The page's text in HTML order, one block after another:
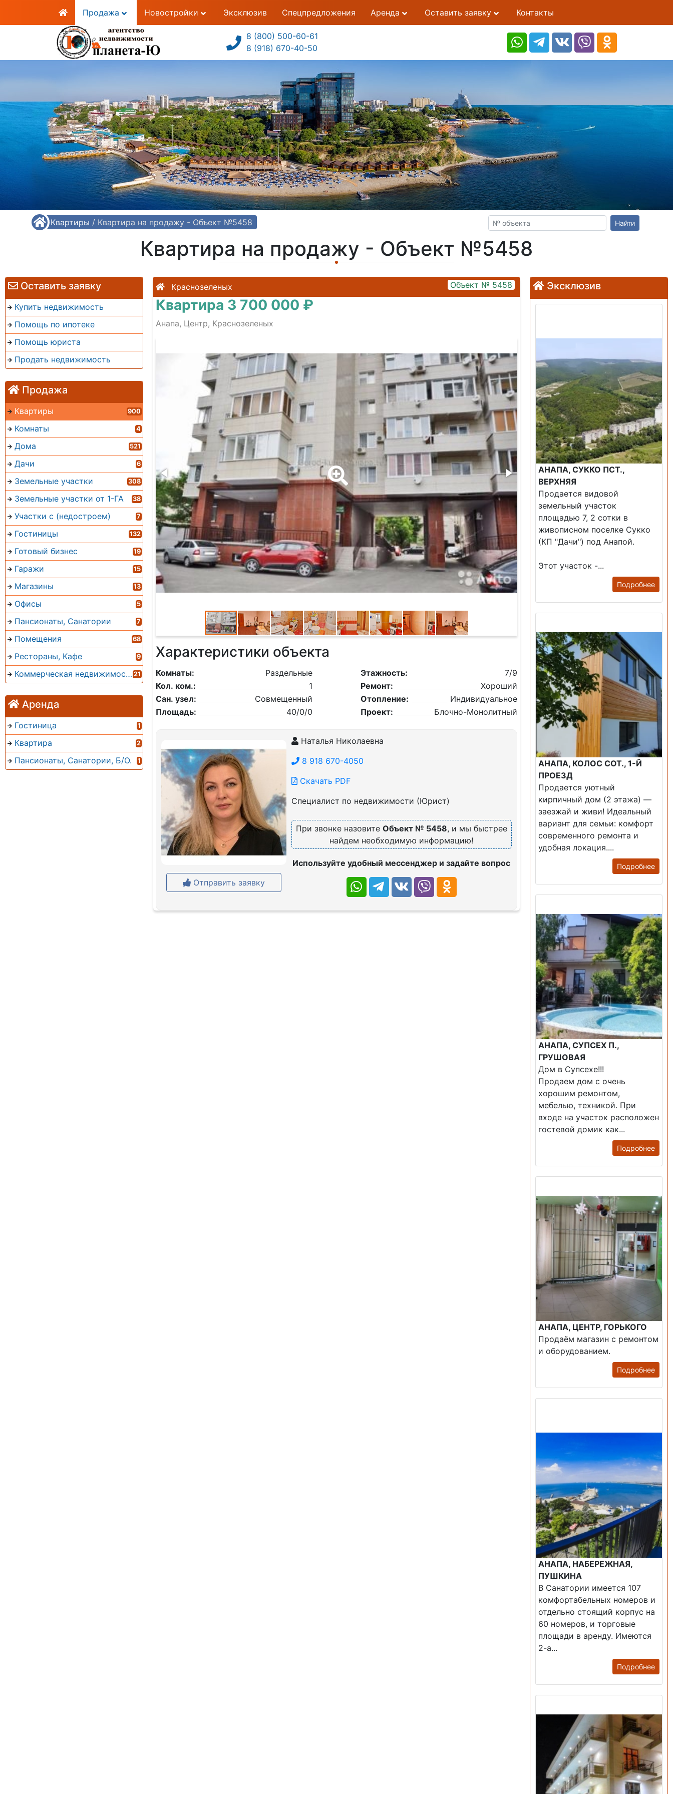
Продажа Новостройки Эксклюзив Спецпредложения Аренда Оставить заявку Контакты
8 (800) 500-60-61
8 (918) 670-40-50
/ Квартиры / Квартира на продажу - Объект №5458 Найти
Квартира на продажу - Объект №5458
Оставить заявку
Купить недвижимость
Помощь по ипотеке
Помощь юриста
Продать недвижимость
Продажа
Квартиры 900
Комнаты 4
Дома 521
Дачи 6
Земельные участки 308
Земельные участки от 1-ГА 38
Участки с (недостроем) 7
Гостиницы 132
Готовый бизнес 19
Гаражи 15
Магазины 13
Офисы 5
Пансионаты, Санатории 7
Помещения 68
Рестораны, Кафе 9
Коммерческая недвижимость 21
Аренда
Гостиница 1
Квартира 2
Пансионаты, Санатории, Б/О. 1
Краснозеленых Объект № 5458
Квартира 3 700 000 ₽
Анапа, Центр, Краснозеленых
Характеристики объекта
Комнаты:
Раздельные
Кол. ком.:
1
Сан. узел:
Совмещенный
Площадь:
40/0/0
Этажность:
7/9
Ремонт:
Хороший
Отопление:
Индивидуальное
Проект:
Блочно-Монолитный
Отправить заявку
Наталья Николаевна
8 918 670-4050
Скачать PDF
Специалист по недвижимости (Юрист)
При звонке назовите Объект № 5458, и мы быстрее
найдем необходимую информацию!
Используйте удобный мессенджер и задайте вопрос
Эксклюзив
АНАПА, СУККО ПСТ.,
ВЕРХНЯЯ
Продается видовой
земельный участок
площадью 7, 2 сотки в
живописном поселке Сукко
(КП "Дачи") под Анапой.
Этот участок -...
Подробнее
АНАПА, КОЛОС СОТ., 1-Й
ПРОЕЗД
Продается уютный
кирпичный дом (2 этажа) —
заезжай и живи! ​Идеальный
вариант для семьи: комфорт
современного ремонта и
удобная локация....
Подробнее
АНАПА, СУПСЕХ П.,
ГРУШОВАЯ
Дом в Супсехе!!!
Продаем дом с очень
хорошим ремонтом,
мебелью, техникой. При
входе на участок расположен
гостевой домик как...
Подробнее
АНАПА, ЦЕНТР, ГОРЬКОГО
Продаём магазин с ремонтом
и оборудованием.
Подробнее
АНАПА, НАБЕРЕЖНАЯ,
ПУШКИНА
В Санатории имеется 107
комфортабельных номеров и
отдельно стоящий корпус на
60 номеров, и торговые
площади в аренду. Имеются
2-а...
Подробнее